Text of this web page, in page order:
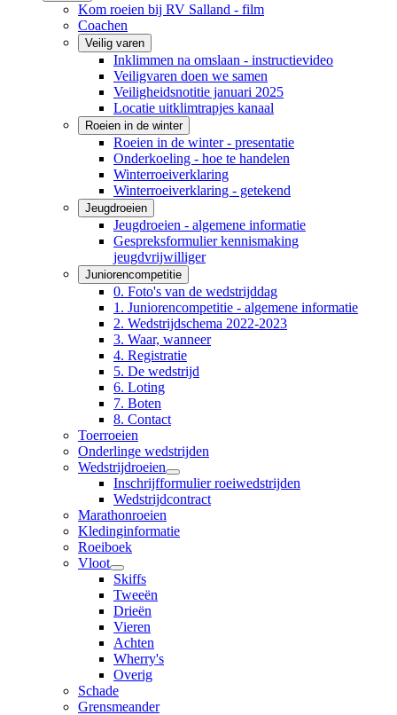
Kom roeien bij RV Salland - film
Coachen
Veilig varen
Inklimmen na omslaan - instructievideo
Veiligvaren doen we samen
Veiligheidsnotitie januari 2025
Locatie uitklimtrapjes kanaal
Roeien in de winter
Roeien in de winter - presentatie
Onderkoeling - hoe te handelen
Winterroeiverklaring
Winterroeiverklaring - getekend
Jeugdroeien
Jeugdroeien - algemene informatie
Gespreksformulier kennismaking
jeugdvrijwilliger
Juniorencompetitie
0. Foto's van de wedstrijddag
1. Juniorencompetitie - algemene informatie
2. Wedstrijdschema 2022-2023
3. Waar, wanneer
4. Registratie
5. De wedstrijd
6. Loting
7. Boten
8. Contact
Toerroeien
Onderlinge wedstrijden
Wedstrijdroeien
Inschrijfformulier roeiwedstrijden
Wedstrijdcontract
Marathonroeien
Kledinginformatie
Roeiboek
Vloot
Skiffs
Tweeën
Drieën
Vieren
Achten
Wherry's
Overig
Schade
Grensmeander